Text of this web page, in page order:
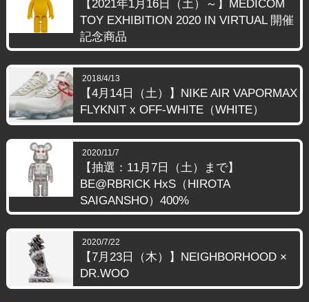
【2021年1月16日（土）～】MEDICOM
TOY EXHIBITION 2020 IN VIRTUAL 開催
記念商品
2018/4/13
【4月14日（土）】NIKE AIR VAPORMAX
FLYKNIT x OFF-WHITE（WHITE）
2020/11/7
【抽選：11月7日（土）まで】
BE@RBRICK HxS（HIROTA
SAIGANSHO）400%
2020/7/22
【7月23日（木）】NEIGHBORHOOD ×
DR.WOO